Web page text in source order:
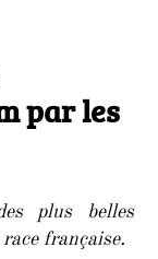
par les
plus belles
française.